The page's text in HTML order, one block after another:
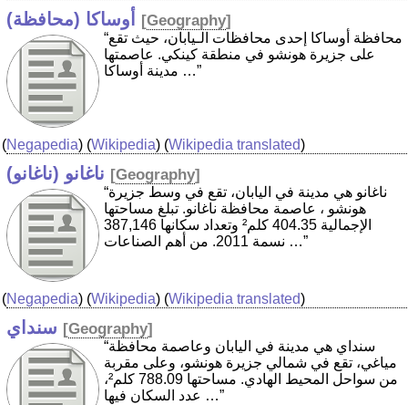
أوساكا (محافظة) [Geography]
“محافظة أوساكا إحدى محافظات الـيابان، حيث تقع
على جزيرة هونشو في منطقة كينكي. عاصمتها
مدينة أوساكا …”
(Negapedia) (Wikipedia) (Wikipedia translated)
ناغانو (ناغانو) [Geography]
“ناغانو هي مدينة في اليابان، تقع في وسط جزيرة
هونشو ، عاصمة محافظة ناغانو. تبلغ مساحتها
الإجمالية 404.35 كلم² وتعداد سكانها 387,146
نسمة 2011. من أهم الصناعات …”
(Negapedia) (Wikipedia) (Wikipedia translated)
سنداي [Geography]
“سنداي هي مدينة في اليابان وعاصمة محافظة
مياغي، تقع في شمالي جزيرة هونشو، وعلى مقربة
من سواحل المحيط الهادي. مساحتها 788.09 كلم²،
عدد السكان فيها …”